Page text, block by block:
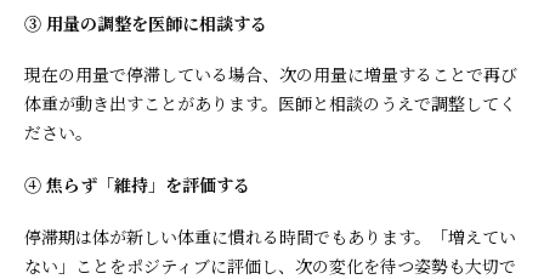
③ 用量の調整を医師に相談する
現在の用量で停滞している場合、次の用量に増量することで再び
体重が動き出すことがあります。医師と相談のうえで調整してく
ださい。
④ 焦らず「維持」を評価する
停滞期は体が新しい体重に慣れる時間でもあります。「増えてい
ない」ことをポジティブに評価し、次の変化を待つ姿勢も大切で